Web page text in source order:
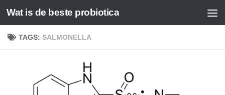
Doorgaan naar inhoud
Wat is de beste probiotica
TAGS: SALMONELLA